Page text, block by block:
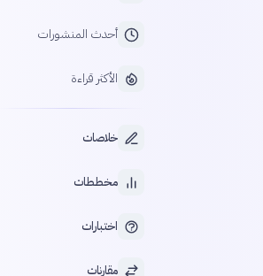
أحدث المنشورات
الأكثر قراءة
خلاصات
مخططات
اختبارات
مقارنات